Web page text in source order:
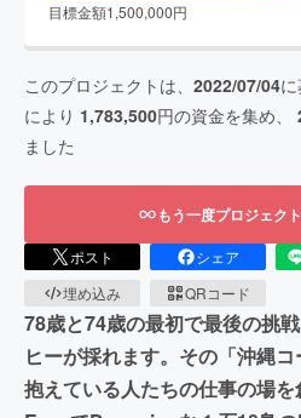
目標金額1,500,000円
このプロジェクトは、 2022/07/04
により 1,783,500円の資金を集め、
ました
もう一度プロジェク
ポスト シェア
埋め込み
QRコード
78歳と74歳の最初で最後の挑
ヒーが採れます。その「沖縄
抱えている人たちの仕事の場